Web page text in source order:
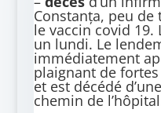
Constanța, peu
le vaccin covid 19.
un lundi. Le
immédiatement
plaignant de
et est décédé
chemin de